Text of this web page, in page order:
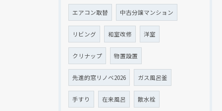
エアコン取替 中古分譲マンション
リビング 和室改修 洋室
クリナップ 物置設置
先進的窓リノベ2026 ガス風呂釜
手すり 在来風呂 散水栓